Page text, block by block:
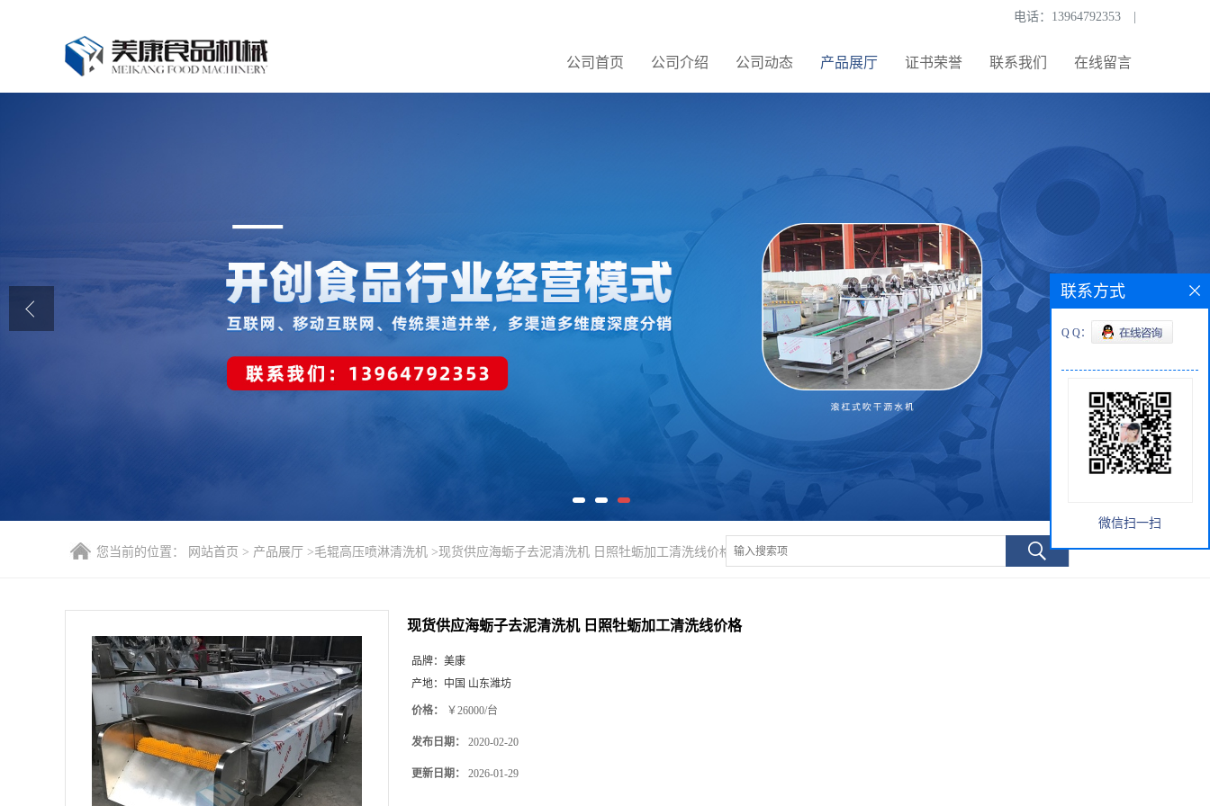
电话： 13964792353
公司首页 公司介绍 公司动态 产品展厅 证书荣誉 联系我们 在线留言
公司首页
在线留言
您当前的位置： 网站首页 > 产品展厅 >毛辊高压喷淋清洗机 >现货供应海蛎子去泥清洗机 日照牡蛎加工清洗线价格
现货供应海蛎子去泥清洗机 日照牡蛎加工清洗线价格
品牌： 美康
产地： 中国 山东潍坊
价格： ￥26000/台
发布日期： 2020-02-20
更新日期： 2026-01-29
联系方式
Q Q：
微信扫一扫